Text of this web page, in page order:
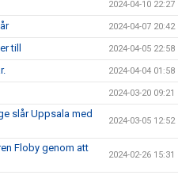
2024-04-10 22:27
2024-04-07 20:42
till 2024-04-05 22:58
2024-04-04 01:58
2024-03-20 09:21
slår Uppsala med
2024-03-05 12:52
Floby genom att
2024-02-26 15:31